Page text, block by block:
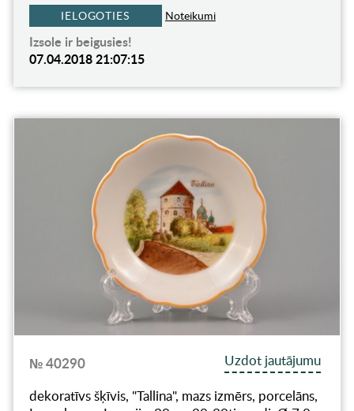
IELOGOTIES Noteikumi
Izsole ir beigusies!
07.04.2018 21:07:15
№ 40290
Uzdot jautājumu
dekoratīvs šķīvis, "Tallina", mazs izmērs, porcelāns,